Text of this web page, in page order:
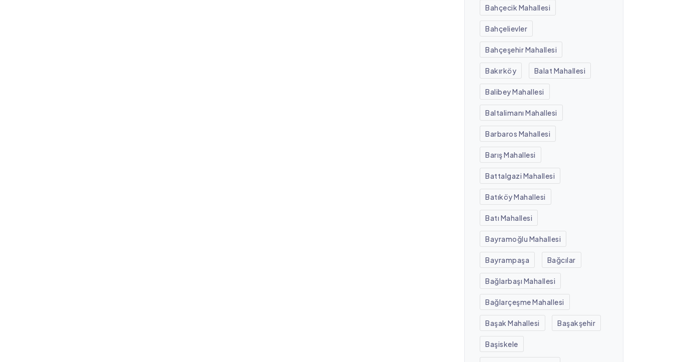
Bahçecik Mahallesi
Bahçelievler
Bahçeşehir Mahallesi
Bakırköy Balat Mahallesi
Balibey Mahallesi
Baltalimanı Mahallesi
Barbaros Mahallesi
Barış Mahallesi
Battalgazi Mahallesi
Batıköy Mahallesi
Batı Mahallesi
Bayramoğlu Mahallesi
Bayrampaşa Bağcılar
Bağlarbaşı Mahallesi
Bağlarçeşme Mahallesi
Başak Mahallesi Başakşehir
Başiskele